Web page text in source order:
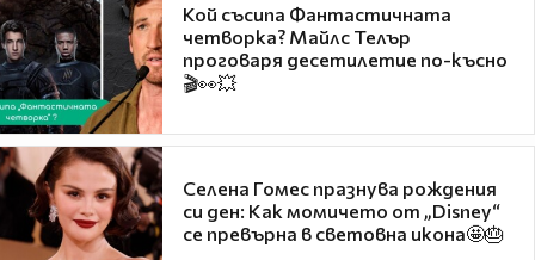
Кой съсипа Фантастичната
четворка? Майлс Телър
проговаря десетилетие по-късно
🎬👀💥
Селена Гомес празнува рождения
си ден: Как момичето от „Disney“
се превърна в световна икона🤩🎂